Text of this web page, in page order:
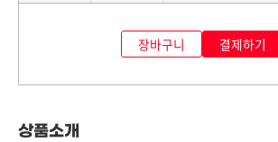
장바구니 결제하기
상품소개